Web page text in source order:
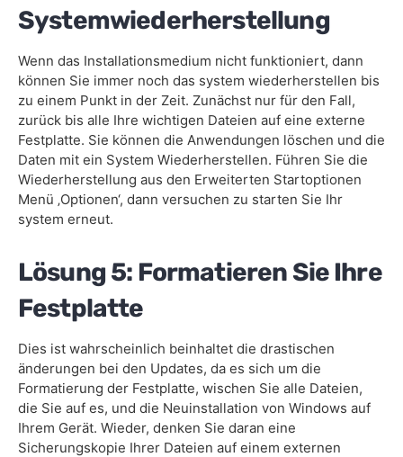
Systemwiederherstellung
Wenn das Installationsmedium nicht funktioniert, dann
können Sie immer noch das system wiederherstellen bis
zu einem Punkt in der Zeit. Zunächst nur für den Fall,
zurück bis alle Ihre wichtigen Dateien auf eine externe
Festplatte. Sie können die Anwendungen löschen und die
Daten mit ein System Wiederherstellen. Führen Sie die
Wiederherstellung aus den Erweiterten Startoptionen
Menü ‚Optionen‘, dann versuchen zu starten Sie Ihr
system erneut.
Lösung 5: Formatieren Sie Ihre
Festplatte
Dies ist wahrscheinlich beinhaltet die drastischen
änderungen bei den Updates, da es sich um die
Formatierung der Festplatte, wischen Sie alle Dateien,
die Sie auf es, und die Neuinstallation von Windows auf
Ihrem Gerät. Wieder, denken Sie daran eine
Sicherungskopie Ihrer Dateien auf einem externen